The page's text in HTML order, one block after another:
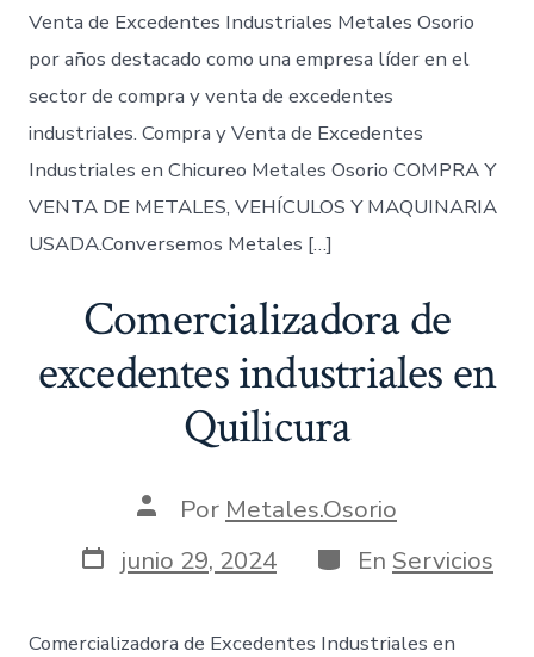
Venta de Excedentes Industriales Metales Osorio
por años destacado como una empresa líder en el
sector de compra y venta de excedentes
industriales. Compra y Venta de Excedentes
Industriales en Chicureo Metales Osorio COMPRA Y
VENTA DE METALES, VEHÍCULOS Y MAQUINARIA
USADA.Conversemos Metales […]
Comercializadora de
excedentes industriales en
Quilicura
Autor
la
entrada
Por Metales.Osorio
Fecha
de
junio 29, 2024 Categorías
En Servicios
Comercializadora de Excedentes Industriales en